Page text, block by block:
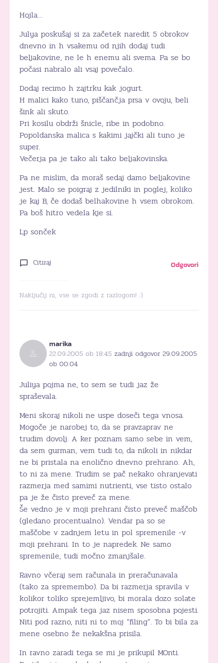
Hojla…
Julya poskušaj si za začetek naredit 5 obrokov
dnevno in h vsakemu od njih dodaj tudi
beljakovine, ne le h enemu ali svema. Pa se bo
počasi nabralo ali vsaj povečalo.
Dodaj recimo h zajtrku kak jogurt.
H malici kako tuno, piščančja prsa v ovoju, beli
šink ali skuto.
Pri kosilu obdrži šnicle, ribe in podobno.
Popoldanska malica s kakimi jajčki ali tuno je
super.
Večerja pa je tako ali tako beljakovinska.
Pa ne mislim, da moraš sedaj damo beljakovine
jest. Malo se poigraj z jedilniki in poglej, koliko
je kaj B, če dodaš belhakovine h vsem obrokom.
Pa boš hitro vedela kje si.
Lp sonček
Citiraj Odgovori
Naključij ni, vse se zgodi z razlogom! :)
marika
22.09.2005 ob 18:45 zadnji odgovor 29.09.2005
ob 00:04
Juliya pojma ne, to sem se tudi jaz že
spraševala.
Meni skoraj nikoli ne uspe doseči tega vnosa.
Mogoče je narobej to, da se pravzaprav ne
trudim dovolj. A ker poznam samo sebe in vem,
da sem gurman, vem tudi to, da nikoli in nikdar
ne bi pristala na enolično dnevno prehrano. Ah,
to ni za mene. Trudim se pač nekako ohranjevati
razmerja med samimi nutrienti, vse tisto ostalo
pa je že čisto preveč za mene.
Še vedno je v moji prehrani čisto preveč maščob
(gledano procentualno). Vendar pa so se
maščobe v zadnjem letu in pol spremenile -v
moji prehrani. In to je napredek. Ne samo
spremenile, tudi močno zmanjšale.
Ravno včeraj sem računala in preračunavala
(tako za spremembo). Da bi razmerja spravila v
kolikor toliko sprejemljivo, bi morala dozo solate
potrojiti. Ampak tega jaz nisem sposobna pojesti.
Niti pod razno, niti ni to moj “filing”. To bi bila za
mene osebno že nekakšna prisila.
In ravno zaradi tega se mi je prikupil MOnti.